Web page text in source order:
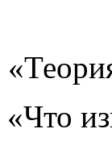
«Что